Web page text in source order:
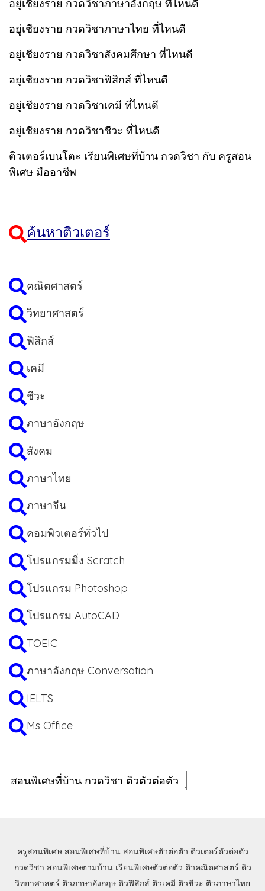
อยู่เชียงราย กวดวิชาภาษาอังกฤษ ที่ไหนดี
อยู่เชียงราย กวดวิชาภาษาไทย ที่ไหนดี
อยู่เชียงราย กวดวิชาสังคมศึกษา ที่ไหนดี
อยู่เชียงราย กวดวิชาฟิสิกส์ ที่ไหนดี
อยู่เชียงราย กวดวิชาเคมี ที่ไหนดี
อยู่เชียงราย กวดวิชาชีวะ ที่ไหนดี
ติวเตอร์เบนโตะ เรียนพิเศษที่บ้าน กวดวิชา กับ ครูสอน
พิเศษ มืออาชีพ
ค้นหาติวเตอร์
คณิตศาสตร์
วิทยาศาสตร์
ฟิสิกส์
เคมี
ชีวะ
ภาษาอังกฤษ
สังคม
ภาษาไทย
ภาษาจีน
คอมพิวเตอร์ทั่วไป
โปรแกรมมิ่ง Scratch
โปรแกรม Photoshop
โปรแกรม AutoCAD
TOEIC
ภาษาอังกฤษ Conversation
IELTS
Ms Office
ครูสอนพิเศษ สอนพิเศษที่บ้าน สอนพิเศษตัวต่อตัว ติวเตอร์ตัวต่อตัว
กวดวิชา สอนพิเศษตามบ้าน เรียนพิเศษตัวต่อตัว ติวคณิตศาสตร์ ติว
วิทยาศาสตร์ ติวภาษาอังกฤษ ติวฟิสิกส์ ติวเคมี ติวชีวะ ติวภาษาไทย